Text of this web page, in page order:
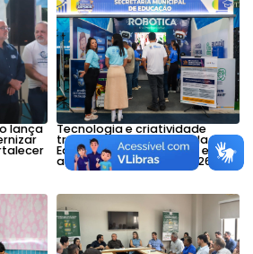
lança Tecnologia e criatividade
transformam estande da
Educação de Rio Branco em
atração na Expoacre 2026